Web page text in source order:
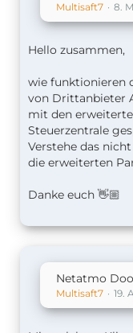
Multisaft7 8.
Hello zusammen,
wie funktionieren
von Drittanbieter
mit den
Steuerzentrale
Verstehe das
die erweiterten
Danke euch 👋🏼
Netatmo
Multisaft7 19.